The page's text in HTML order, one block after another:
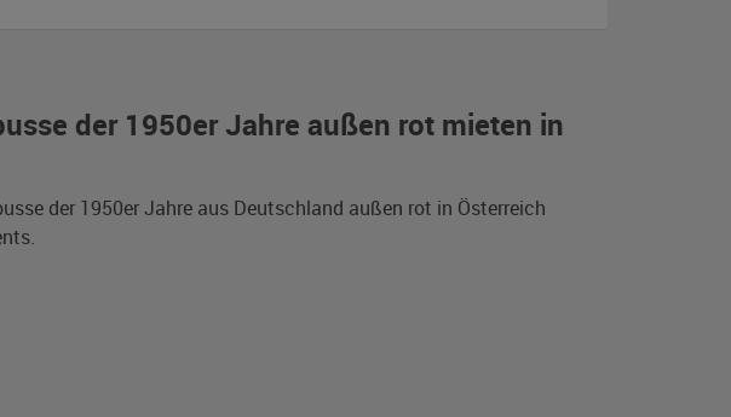
der 1950er Jahre außen rot mieten in
der 1950er Jahre aus Deutschland außen rot in Österreich